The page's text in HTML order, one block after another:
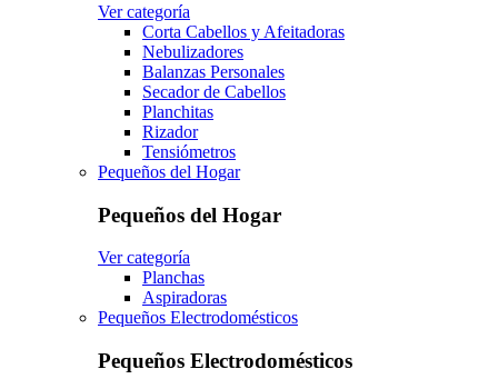
Ver categoría
Corta Cabellos y Afeitadoras
Nebulizadores
Balanzas Personales
Secador de Cabellos
Planchitas
Rizador
Tensiómetros
Pequeños del Hogar
Pequeños del Hogar
Ver categoría
Planchas
Aspiradoras
Pequeños Electrodomésticos
Pequeños Electrodomésticos